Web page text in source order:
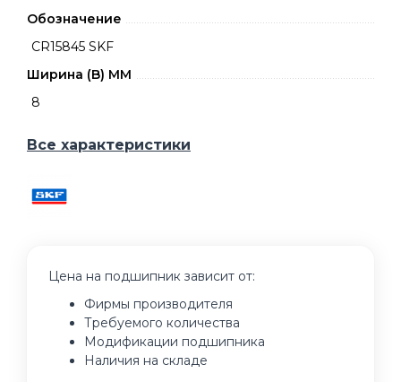
Обозначение
CR15845 SKF
Ширина (B) MM
8
Все характеристики
Цена на подшипник зависит от:
Фирмы производителя
Требуемого количества
Модификации подшипника
Наличия на складе